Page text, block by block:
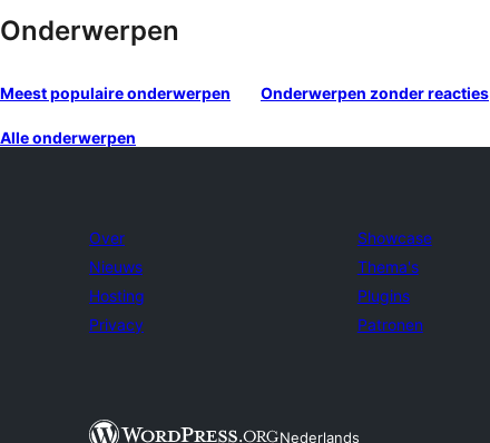
Onderwerpen
Meest populaire onderwerpen Onderwerpen zonder reacties
Alle onderwerpen
Over
Nieuws
Hosting
Privacy
Showcase
Thema's
Plugins
Patronen
Nederlands